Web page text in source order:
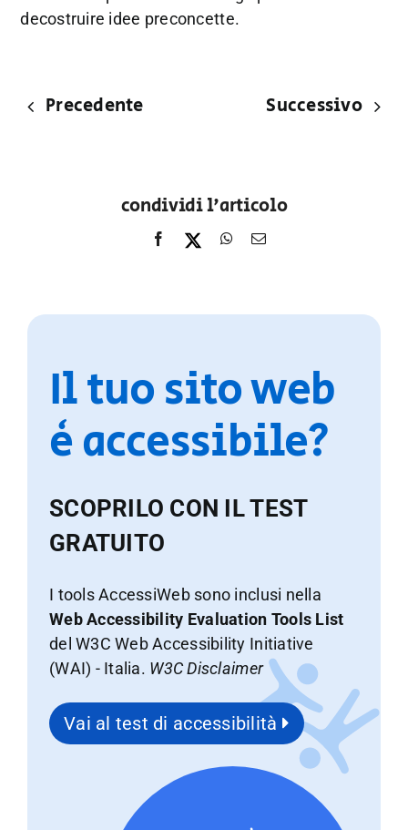
decostruire idee preconcette.
Precedente Successivo
condividi l'articolo
Il tuo sito web
è accessibile?
SCOPRILO CON IL TEST
GRATUITO
I tools AccessiWeb sono inclusi nella
Web Accessibility Evaluation Tools List
del W3C Web Accessibility Initiative
(WAI) - Italia. W3C Disclaimer
Vai al test di accessibilità